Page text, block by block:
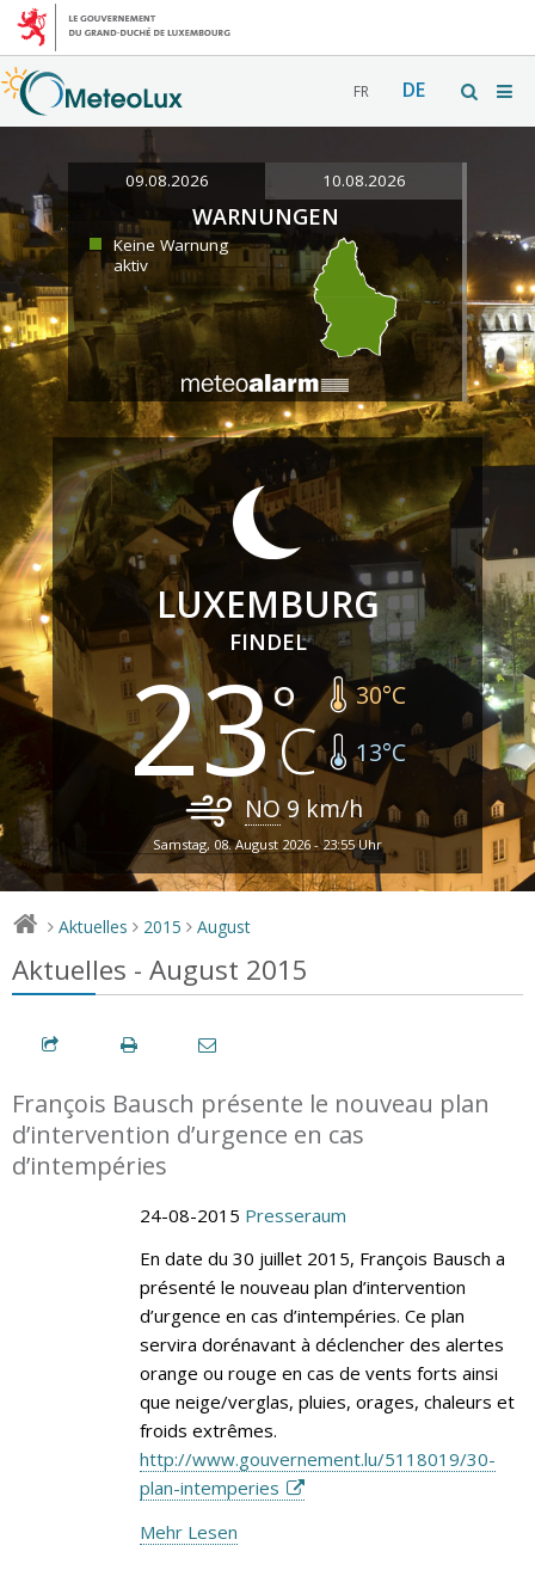
FR DE
09.08.2026 10.08.2026
WARNUNGEN
Keine Warnung
aktiv
LUXEMBURG
FINDEL
23 30°C
13°C
NO9 km/h
Samstag, 08. August 2026 - 23:55 Uhr
> Aktuelles > 2015 > August
Aktuelles - August 2015
François Bausch présente le nouveau plan
d’intervention d’urgence en cas
d’intempéries
24-08-2015 Presseraum
En date du 30 juillet 2015, François Bausch a
présenté le nouveau plan d’intervention
d’urgence en cas d’intempéries. Ce plan
servira dorénavant à déclencher des alertes
orange ou rouge en cas de vents forts ainsi
que neige/verglas, pluies, orages, chaleurs et
froids extrêmes.
http://www.gouvernement.lu/5118019/30-
plan-intemperies
Mehr Lesen